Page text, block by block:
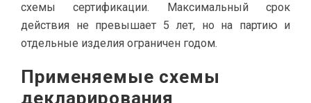
схемы сертификации. Максимальный срок
действия не превышает 5 лет, но на партию и
отдельные изделия ограничен годом.
Применяемые схемы
декларирования